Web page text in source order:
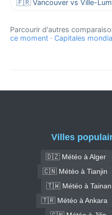
🇫🇷 Vancouver vs Ville-
Parcourir d'autres
ce moment · Capitales
Villes
🇩🇿 Météo à Alger
🇨🇳 Météo à Tianjin
🇹🇼 Météo à Tainan
🇹🇷 Météo à Ankara